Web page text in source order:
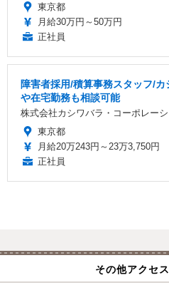
東京都
月給30万円～50万円
正社員
障害者採用/積算事務スタッフ/
や在宅勤務も相談可能
株式会社カシワバラ・コーポレー
東京都
月給20万243円～23万3,750円
正社員
その他アクセ